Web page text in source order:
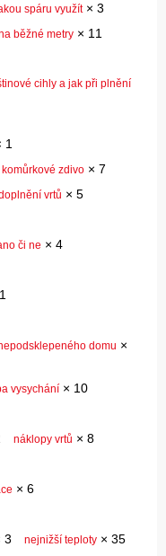
spáru využít× 3
běžné metry × 11
cihly a jak při plnění
1
komůrkové zdivo × 7
vrtů × 5
či ne × 4
1
domu ×
vysychání × 10
náklopy vrtů × 8
× 6
3 nejnižší teploty × 35